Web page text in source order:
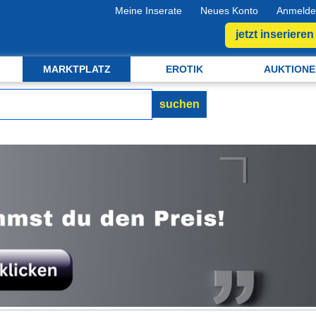
Meine Inserate Neues Konto
jetzt inserieren
MARKTPLATZ EROTIK
suchen